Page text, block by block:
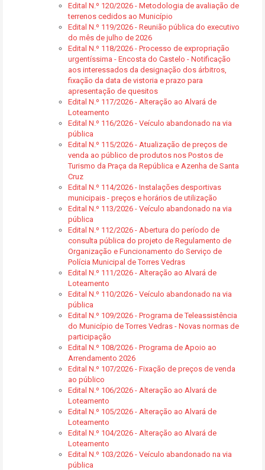
Edital N.º 120/2026 - Metodologia de avaliação de
terrenos cedidos ao Município
Edital N.º 119/2026 - Reunião pública do executivo
do mês de julho de 2026
Edital N.º 118/2026 - Processo de expropriação
urgentíssima - Encosta do Castelo - Notificação
aos interessados da designação dos árbitros,
fixação da data de vistoria e prazo para
apresentação de quesitos
Edital N.º 117/2026 - Alteração ao Alvará de
Loteamento
Edital N.º 116/2026 - Veículo abandonado na via
pública
Edital N.º 115/2026 - Atualização de preços de
venda ao público de produtos nos Postos de
Turismo da Praça da República e Azenha de Santa
Cruz
Edital N.º 114/2026 - Instalações desportivas
municipais - preços e horários de utilização
Edital N.º 113/2026 - Veículo abandonado na via
pública
Edital N.º 112/2026 - Abertura do período de
consulta pública do projeto de Regulamento de
Organização e Funcionamento do Serviço de
Polícia Municipal de Torres Vedras
Edital N.º 111/2026 - Alteração ao Alvará de
Loteamento
Edital N.º 110/2026 - Veículo abandonado na via
pública
Edital N.º 109/2026 - Programa de Teleassistência
do Município de Torres Vedras - Novas normas de
participação
Edital N.º 108/2026 - Programa de Apoio ao
Arrendamento 2026
Edital N.º 107/2026 - Fixação de preços de venda
ao público
Edital N.º 106/2026 - Alteração ao Alvará de
Loteamento
Edital N.º 105/2026 - Alteração ao Alvará de
Loteamento
Edital N.º 104/2026 - Alteração ao Alvará de
Loteamento
Edital N.º 103/2026 - Veículo abandonado na via
pública